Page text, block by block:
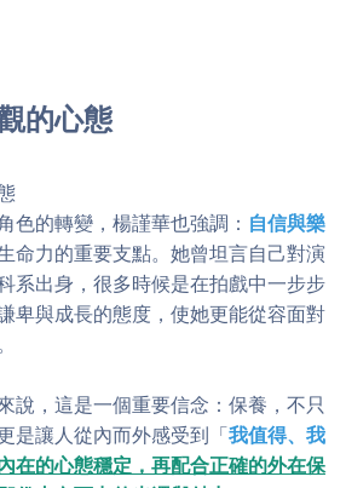
的心態
色的轉變，楊謹華也強調： 自信與樂
命力的重要支點。她曾坦言自己對演
系出身，很多時候是在拍戲中一步步
卑與成長的態度，使她更能從容面對
說，這是一個重要信念：保養，不只
是讓人從內而外感受到「 我值得、我
在的心態穩定，再配合正確的外在保